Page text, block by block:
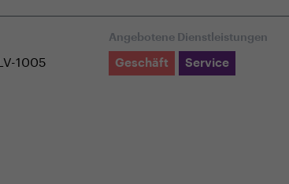
1005
Angebotene Dienstleistungen
Geschäft Service